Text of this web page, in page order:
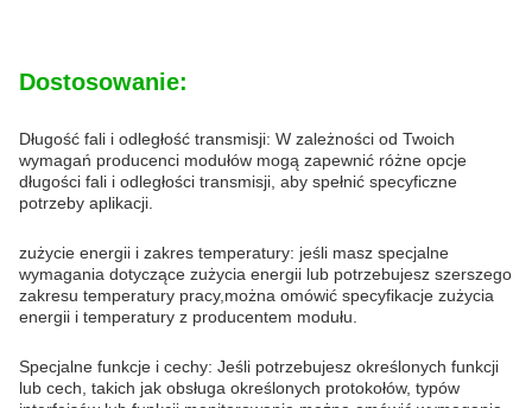
Dostosowanie:
Długość fali i odległość transmisji: W zależności od Twoich
wymagań producenci modułów mogą zapewnić różne opcje
długości fali i odległości transmisji, aby spełnić specyficzne
potrzeby aplikacji.
zużycie energii i zakres temperatury: jeśli masz specjalne
wymagania dotyczące zużycia energii lub potrzebujesz szerszego
zakresu temperatury pracy,można omówić specyfikacje zużycia
energii i temperatury z producentem modułu.
Specjalne funkcje i cechy: Jeśli potrzebujesz określonych funkcji
lub cech, takich jak obsługa określonych protokołów, typów